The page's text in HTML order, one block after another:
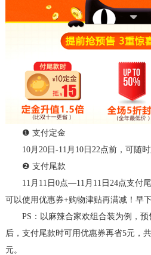
❶ 支付定金
10月20日-11月10日22点前，可随
❷ 支付尾款
11月11日0点—11月11日24点支付
可以使用优惠券+购物津贴再满减！早
PS：以麻辣合家欢组合装为例，
后，支付尾款时可用优惠券再省5元，
元。